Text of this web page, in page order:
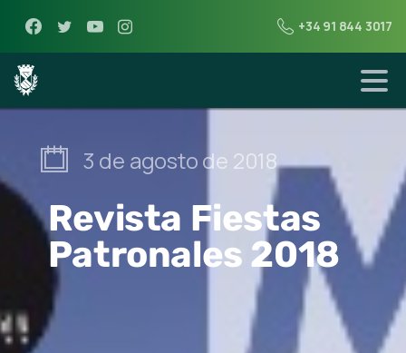
+34 91 844 3017
3 de agosto de 2018
Revista Fiestas
Patronales 2018